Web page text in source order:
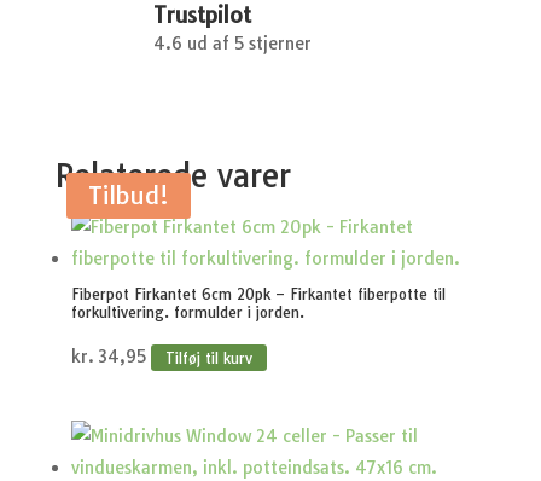
Trustpilot
4.6 ud af 5 stjerner
Relaterede varer
Fiberpot Firkantet 6cm 20pk – Firkantet fiberpotte til
forkultivering. formulder i jorden.
kr. 34,95 Tilføj til kurv
Tilbud!